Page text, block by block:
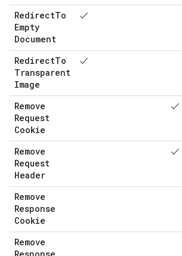
RedirectTo
Empty
Document
✓
RedirectTo
Transparent
Image
✓
Remove
Request
Cookie
✓
Remove
Request
Header
✓
Remove
Response
Cookie
Remove